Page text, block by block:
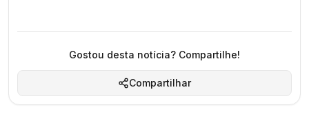
Gostou desta notícia? Compartilhe!
Compartilhar